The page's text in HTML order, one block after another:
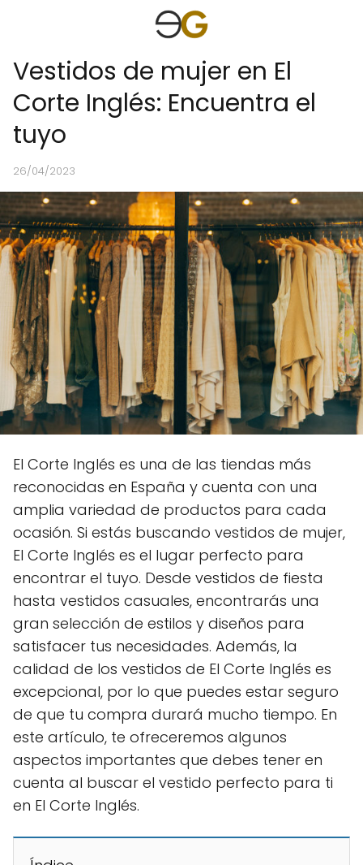
Vestidos de mujer en El
Corte Inglés: Encuentra el
tuyo
26/04/2023
El Corte Inglés es una de las tiendas más
reconocidas en España y cuenta con una
amplia variedad de productos para cada
ocasión. Si estás buscando vestidos de mujer,
El Corte Inglés es el lugar perfecto para
encontrar el tuyo. Desde vestidos de fiesta
hasta vestidos casuales, encontrarás una
gran selección de estilos y diseños para
satisfacer tus necesidades. Además, la
calidad de los vestidos de El Corte Inglés es
excepcional, por lo que puedes estar seguro
de que tu compra durará mucho tiempo. En
este artículo, te ofreceremos algunos
aspectos importantes que debes tener en
cuenta al buscar el vestido perfecto para ti
en El Corte Inglés.